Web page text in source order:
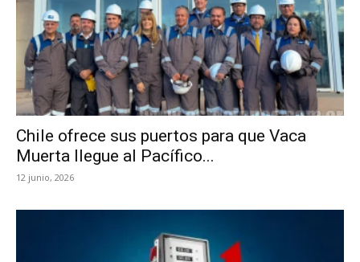
Chile ofrece sus puertos para que Vaca
Muerta llegue al Pacífico...
12 junio, 2026